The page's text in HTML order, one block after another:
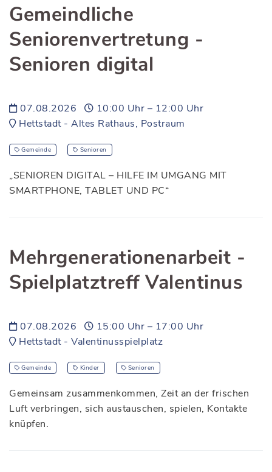
Gemeindliche
Seniorenvertretung -
Senioren digital
07.08.2026
10:00 Uhr – 12:00 Uhr
Hettstadt - Altes Rathaus, Postraum
Gemeinde Senioren
„SENIOREN DIGITAL – HILFE IM UMGANG MIT
SMARTPHONE, TABLET UND PC“
Mehrgenerationenarbeit -
Spielplatztreff Valentinus
07.08.2026
15:00 Uhr – 17:00 Uhr
Hettstadt - Valentinusspielplatz
Gemeinde Kinder Senioren
Gemeinsam zusammenkommen, Zeit an der frischen
Luft verbringen, sich austauschen, spielen, Kontakte
knüpfen.